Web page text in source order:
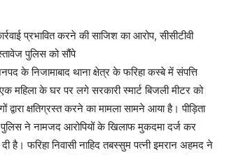
प्रभावित करने की साजिश का आरोप, सीसीटीवी
पुलिस को सौंपे
के निजामाबाद थाना क्षेत्र के फरिहा कस्बे में संपत्ति
महिला के घर पर लगे सरकारी स्मार्ट बिजली मीटर को
क्षतिग्रस्त करने का मामला सामने आया है। पीड़िता
पुलिस ने नामजद आरोपियों के खिलाफ मुकदमा दर्ज कर
है। फरिहा निवासी नाहिद तबस्सुम पत्नी इमरान अहमद ने